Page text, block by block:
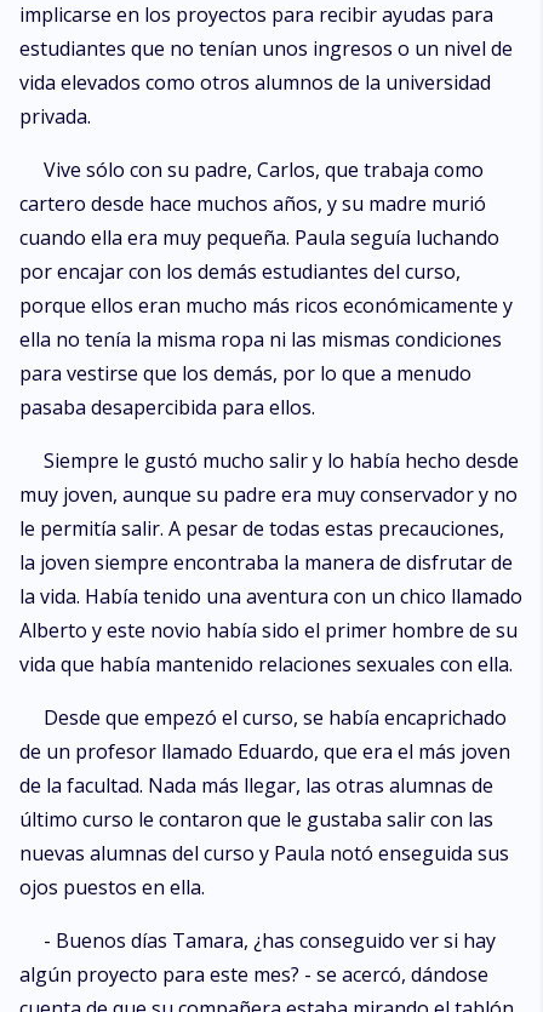
implicarse en los proyectos para recibir ayudas para
estudiantes que no tenían unos ingresos o un nivel de
vida elevados como otros alumnos de la universidad
privada.
Vive sólo con su padre, Carlos, que trabaja como
cartero desde hace muchos años, y su madre murió
cuando ella era muy pequeña. Paula seguía luchando
por encajar con los demás estudiantes del curso,
porque ellos eran mucho más ricos económicamente y
ella no tenía la misma ropa ni las mismas condiciones
para vestirse que los demás, por lo que a menudo
pasaba desapercibida para ellos.
Siempre le gustó mucho salir y lo había hecho desde
muy joven, aunque su padre era muy conservador y no
le permitía salir. A pesar de todas estas precauciones,
la joven siempre encontraba la manera de disfrutar de
la vida. Había tenido una aventura con un chico llamado
Alberto y este novio había sido el primer hombre de su
vida que había mantenido relaciones sexuales con ella.
Desde que empezó el curso, se había encaprichado
de un profesor llamado Eduardo, que era el más joven
de la facultad. Nada más llegar, las otras alumnas de
último curso le contaron que le gustaba salir con las
nuevas alumnas del curso y Paula notó enseguida sus
ojos puestos en ella.
- Buenos días Tamara, ¿has conseguido ver si hay
algún proyecto para este mes? - se acercó, dándose